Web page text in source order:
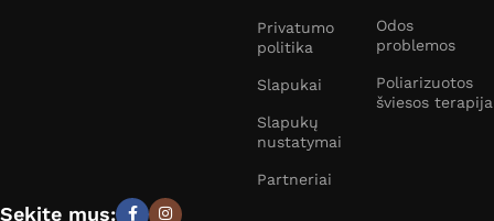
Privatumo
politika
Slapukai
Slapukų
nustatymai
Partneriai
Odos
problemos
Poliarizuotos
šviesos terapija
Sekite mus: